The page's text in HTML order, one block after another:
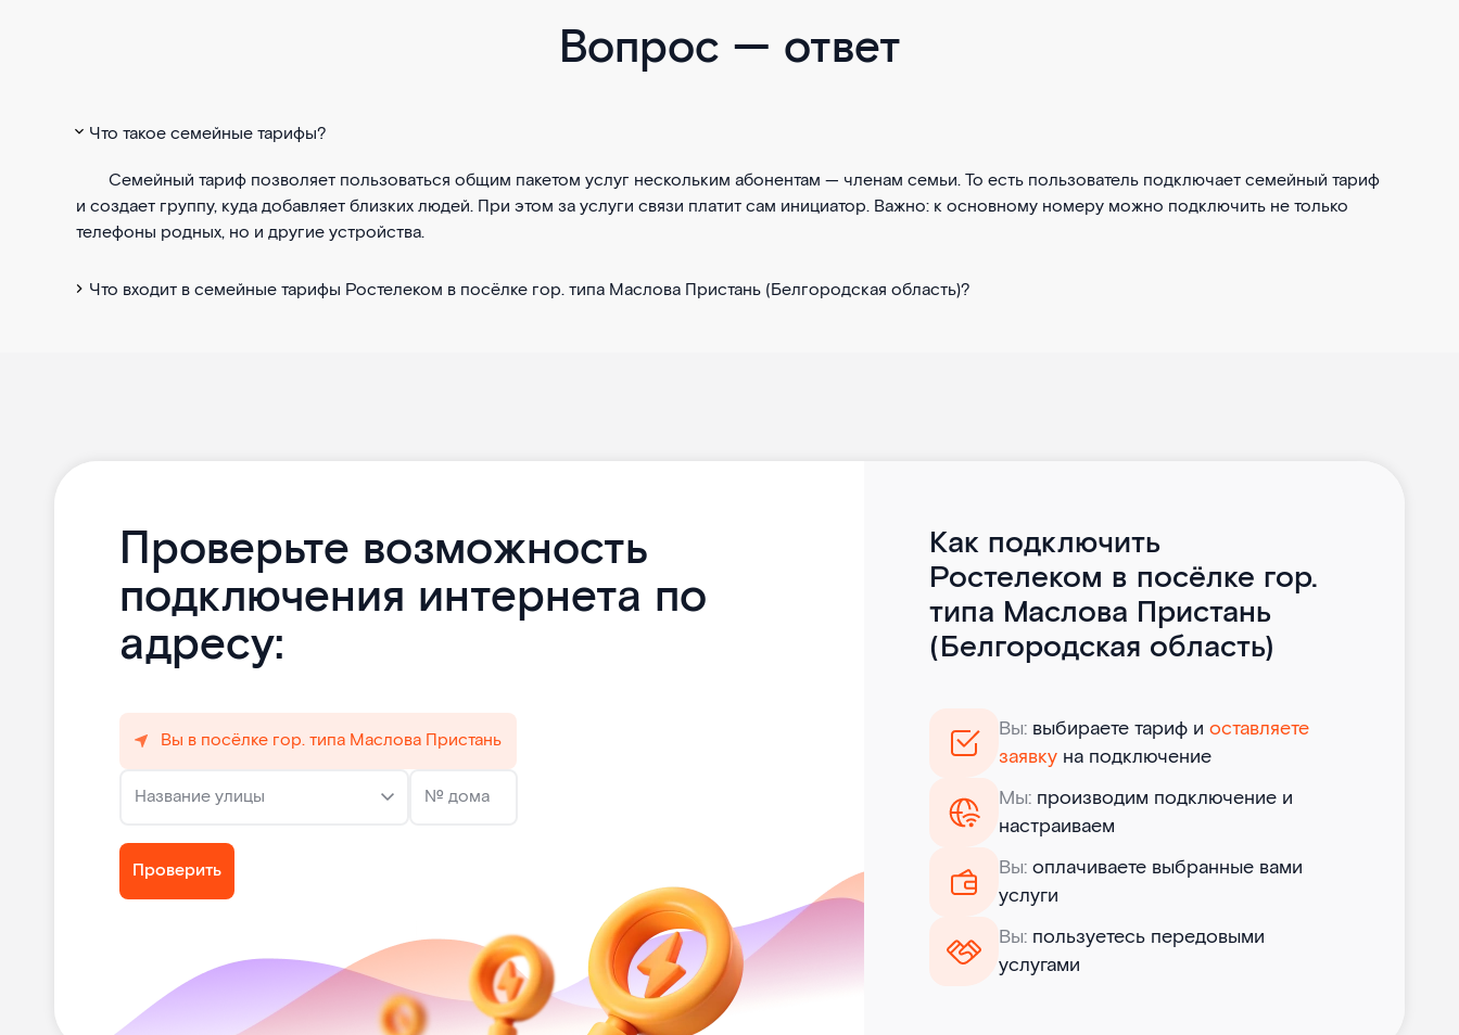
Вопрос — ответ
Что такое семейные тарифы?
Семейный тариф позволяет пользоваться общим пакетом услуг нескольким абонентам — членам семьи. То есть пользователь подключает семейный тариф
и создает группу, куда добавляет близких людей. При этом за услуги связи платит сам инициатор. Важно: к основному номеру можно подключить не только
телефоны родных, но и другие устройства.
Что входит в семейные тарифы Ростелеком в посёлке гор. типа Маслова Пристань (Белгородская область)?
Проверьте возможность
подключения интернета по
адресу:
Вы в посёлке гор. типа Маслова Пристань
Название улицы № дома
Проверить
Как подключить
Ростелеком в посёлке гор.
типа Маслова Пристань
(Белгородская область)
Вы: выбираете тариф иоставляете
заявку на подключение
Мы: производим подключение и
настраиваем
Вы: оплачиваете выбранные вами
услуги
Вы: пользуетесь передовыми
услугами